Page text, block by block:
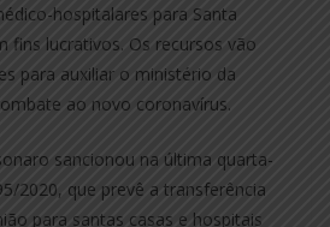
hospitalares para Santa
fins lucrativos. Os recursos vão
para auxiliar o ministério da
ao novo coronavírus.
sancionou na última quarta-
2020, que prevê a transferência
para santas casas e hospitais